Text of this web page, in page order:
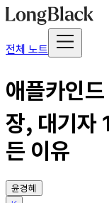
전체 노트
애플카인
장, 대기자
든 이유
윤경혜